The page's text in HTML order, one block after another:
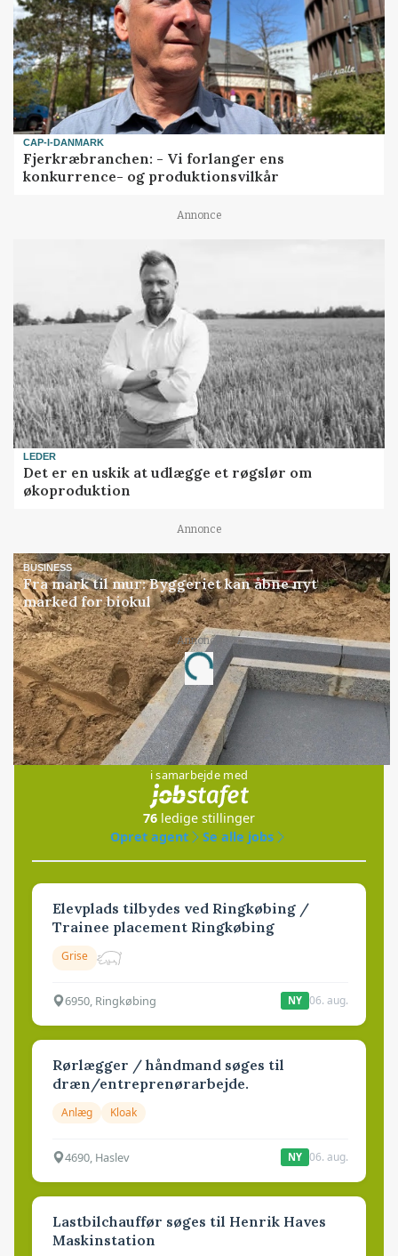
CAP-I-DANMARK
Fjerkræbranchen: - Vi forlanger ens
konkurrence- og produktionsvilkår
Annonce
LEDER
Det er en uskik at udlægge et røgslør om
økoproduktion
Annonce
BUSINESS
Fra mark til mur: Byggeriet kan åbne nyt
marked for biokul
Annonce
Loading...
Jobs
i samarbejde med
76 ledige stillinger
Opret agent
Se alle jobs
Elevplads tilbydes ved Ringkøbing /
Trainee placement Ringkøbing
Grise
6950, Ringkøbing NY 06. aug.
Rørlægger / håndmand søges til
dræn/entreprenørarbejde.
Anlæg Kloak
4690, Haslev NY 06. aug.
Lastbilchauffør søges til Henrik Haves
Maskinstation